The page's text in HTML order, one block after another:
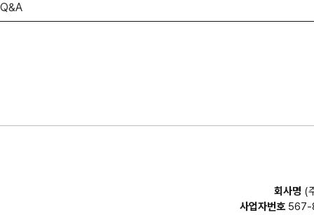
Q&A
회사명 (
사업자번호567-